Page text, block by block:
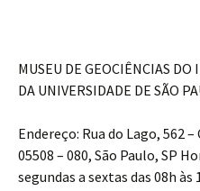
MUSEU DE GEOCIÊNCIAS
DA UNIVERSIDADE DE SÃO
Endereço: Rua do Lago, 562
05508 – 080, São Paulo, SP
segundas a sextas das 08h às